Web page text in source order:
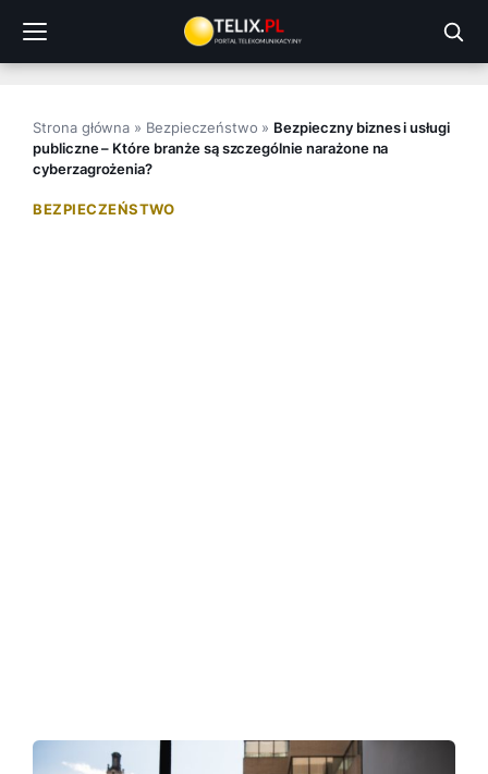
treści
Strona główna » Bezpieczeństwo » Bezpieczny biznes i usługi
publiczne – Które branże są szczególnie narażone na
cyberzagrożenia?
BEZPIECZEŃSTWO